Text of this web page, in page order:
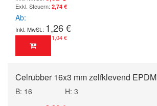
2,74 €
Ab
1,26 €
1,04 €
Celrubber 16x3 mm zelfklevend EPDM
B: 16
H: 3